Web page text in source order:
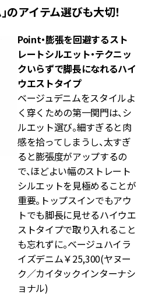
のアイテム選びも大切！
Point・膨張を回避するスト
レートシルエット・テクニッ
クいらずで脚長になれるハイ
ウエストタイプ
ベージュデニムをスタイルよ
く穿くための第一関門は、シ
ルエット選び。細すぎると肉
感を拾ってしまうし、太すぎ
ると膨張度がアップするの
で、ほどよい幅のストレート
シルエットを見極めることが
重要。トップスインでもアウ
トでも脚長に見せるハイウエ
ストタイプで取り入れること
も忘れずに。ベージュハイラ
イズデニム￥25,300(ヤヌー
ク／カイタックインターナシ
ョナル)